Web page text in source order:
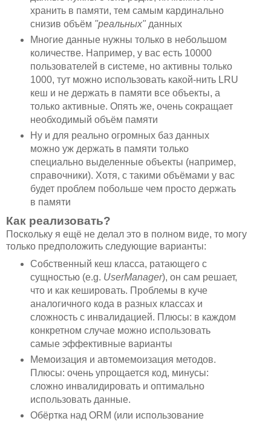
хранить в памяти, тем самым кардинально
снизив объём "реальных"данных
Многие данные нужны только в небольшом
количестве. Например, у вас есть 10000
пользователей в системе, но активны только
1000, тут можно использовать какой-нить LRU
кеш и не держать в памяти все объекты, а
только активные. Опять же, очень сокращает
необходимый объём памяти
Ну и для реально огромных баз данных
можно уж держать в памяти только
специально выделенные объекты (например,
справочники). Хотя, с такими объёмами у вас
будет проблем побольше чем просто держать
в памяти
Как реализовать?
Поскольку я ещё не делал это в полном виде, то могу
только предположить следующие варианты:
Собственный кеш класса, ратающего с
сущностью (e.g. UserManager), он сам решает,
что и как кешировать. Проблемы в куче
аналогичного кода в разных классах и
сложность с инвалидацией. Плюсы: в каждом
конкретном случае можно использовать
самые эффективные варианты
Мемоизация и автомемоизация методов.
Плюсы: очень упрощается код, минусы:
сложно инвалидировать и оптимально
использовать данные.
Обёртка над ORM (или использование